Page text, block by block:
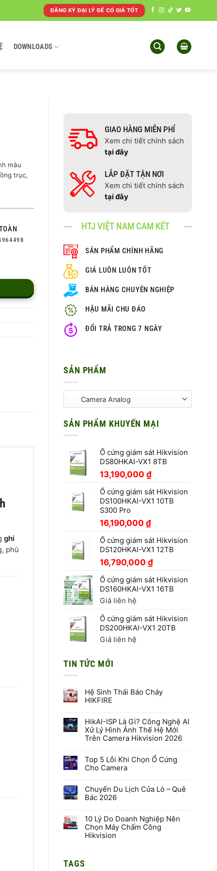
ĐĂNG KÝ ĐẠI LÝ ĐỂ CÓ GIÁ TỐT
DOWNLOADS
GIAO HÀNG MIỄN PHÍ
Xem chi tiết chính sách
tại đây
LẮP ĐẶT TẬN NƠI
Xem chi tiết chính sách
tại đây
HTJ VIỆT NAM CAM KẾT
SẢN PHẨM CHÍNH HÃNG
GIÁ LUÔN LUÔN TỐT
BÁN HÀNG CHUYÊN NGHIỆP
HẬU MÃI CHU ĐÁO
ĐỔI TRẢ TRONG 7 NGÀY
SẢN PHẨM
SẢN PHẨM KHUYẾN MẠI
Ổ cứng giám sát Hikvision
DS80HKAI-VX1 8TB
13,190,000 ₫
Ổ cứng giám sát Hikvision
DS100HKAI-VX1 10TB
S300 Pro
16,190,000 ₫
Ổ cứng giám sát Hikvision
DS120HKAI-VX1 12TB
16,790,000 ₫
Ổ cứng giám sát Hikvision
DS160HKAI-VX1 16TB
Giá liên hệ
Ổ cứng giám sát Hikvision
DS200HKAI-VX1 20TB
Giá liên hệ
TIN TỨC MỚI
Hệ Sinh Thái Báo Cháy
HIKFIRE
bình
luận
ở
Hệ
Báo
Cháy
HIKFIRE
HikAI-ISP Là Gì? Công Nghệ AI
Xử Lý Hình Ảnh Thế Hệ Mới
Trên Camera Hikvision 2026
bình
luận
ở
Là
Gì?
Công
Xử
Lý
Hình
Ảnh
Camera
Top 5 Lỗi Khi Chọn Ổ Cứng
Cho Camera
bình
luận
ở
Lỗi
Khi
Chọn
Ổ
Chuyến Du Lịch Cửa Lò – Quê
Bác 2026
bình
luận
ở
Chuyến
–
10 Lý Do Doanh Nghiệp Nên
Chọn Máy Chấm Công
Hikvision
ở
TAGS
màu
trục,
ghi
phù